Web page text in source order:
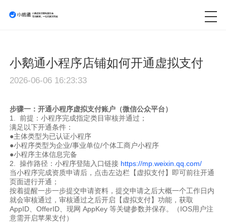
小鹅通小程序店铺如何开通虚拟支付
2026-06-06 16:23:33
步骤一：开通小程序虚拟支付账户（微信公众平台）
1. 前提：小程序完成指定类目审核并通过；
满足以下开通条件：
●主体类型为已认证小程序
●小程序类型为企业/事业单位/个体工商户小程序
●小程序主体信息完备
2. 操作路径：小程序登陆入口链接 https://mp.weixin.qq.com/
当小程序完成资质申请后，点击左边栏【虚拟支付】即可前往开通
页面进行开通；
按着提醒一步一步提交申请资料，提交申请之后大概一个工作日内
就会审核通过，审核通过之后开启【虚拟支付】功能，获取
AppID、OfferID、现网 AppKey 等关键参数并保存。（IOS用户注
意需开启苹果支付）